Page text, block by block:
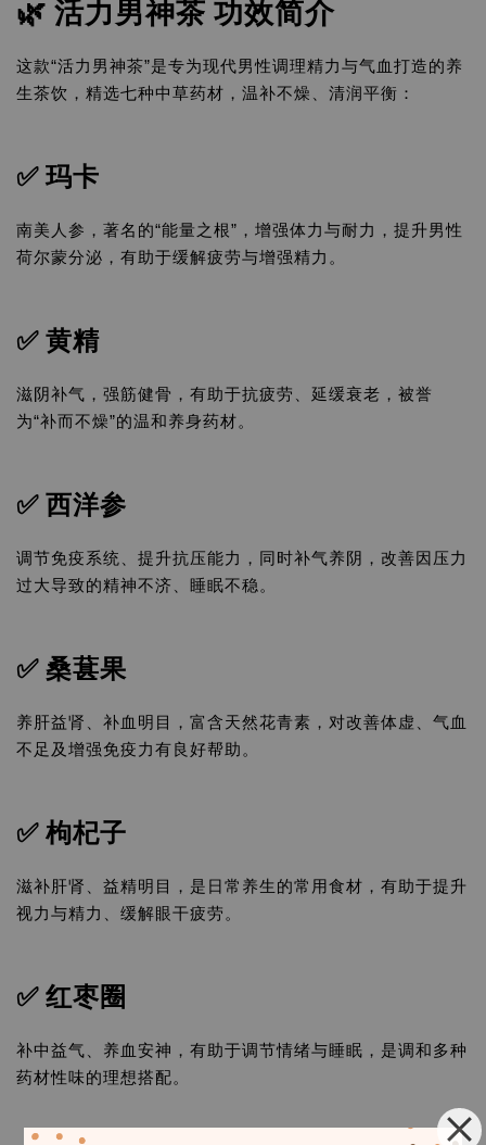
🌿 活力男神茶 功效简介
这款“活力男神茶”是专为现代男性调理精力与气血打造的养
生茶饮，精选七种中草药材，温补不燥、清润平衡：
✅ 玛卡
南美人参，著名的“能量之根”，增强体力与耐力，提升男性
荷尔蒙分泌，有助于缓解疲劳与增强精力。
✅ 黄精
滋阴补气，强筋健骨，有助于抗疲劳、延缓衰老，被誉
为“补而不燥”的温和养身药材。
✅ 西洋参
调节免疫系统、提升抗压能力，同时补气养阴，改善因压力
过大导致的精神不济、睡眠不稳。
✅ 桑葚果
养肝益肾、补血明目，富含天然花青素，对改善体虚、气血
不足及增强免疫力有良好帮助。
✅ 枸杞子
滋补肝肾、益精明目，是日常养生的常用食材，有助于提升
视力与精力、缓解眼干疲劳。
✅ 红枣圈
补中益气、养血安神，有助于调节情绪与睡眠，是调和多种
药材性味的理想搭配。